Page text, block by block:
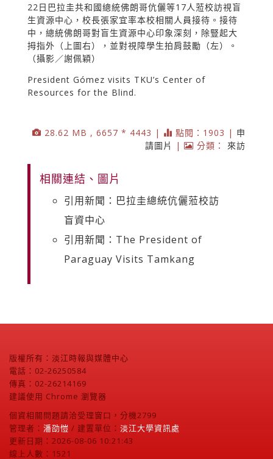
22日巴拉圭共和國總統佛朗哥伉儷等17人蒞校訪視盲
生資源中心，校長張家宜率本校相關人員接待。接待
中，總統佛朗哥對盲生資源中心印象深刻，除豎起大
拇指外（上圖右），並對視障學生拍肩鼓勵（左）。
（攝影／謝佩穎）
President Gómez visits TKU’s Center of
Resources for the Blind.
28.62 MB , 6657 * 4443 | 點閱：1903 | 申
請圖片
| 分類： 來訪
相關連結、圖片
引用新聞：巴拉圭總統伉儷蒞校訪
盲資中心
引用新聞：The President of
Paraguay Visits Tamkang
版權所有：淡江時報與媒體中心
電話：02-26250584
傳真：02-26214169
建議使用 Chrome 瀏覽器
個資相關問題請洽受理窗口，分機2799
管理者： 潘劭愷 / 建置單位： 淡江大學資訊處
更新日期：2026-08-06 10:21:43
線上人數：1521